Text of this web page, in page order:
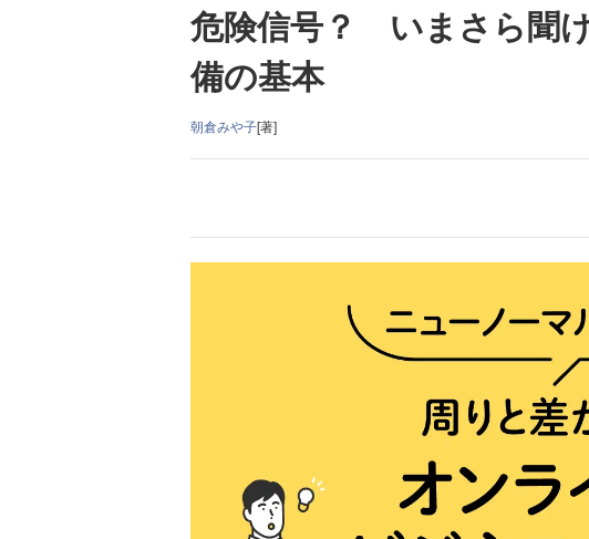
危険信号？ いまさら聞
備の基本
朝倉みや子[著]